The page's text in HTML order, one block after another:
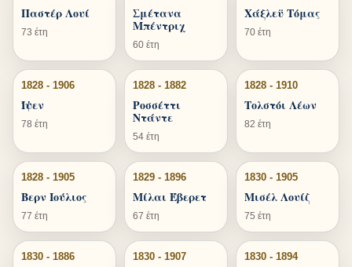
Παστέρ Λουί
73 έτη
Σμέτανα
Μπέντριχ
60 έτη
Χάξλεϋ Τόμας
70 έτη
1828 - 1906
Ίψεν
78 έτη
1828 - 1882
Ροσσέττι
Ντάντε
54 έτη
1828 - 1910
Τολστόι Λέων
82 έτη
1828 - 1905
Βερν Ιούλιος
77 έτη
1829 - 1896
Μίλαι Έβερετ
67 έτη
1830 - 1905
Μισέλ Λουίζ
75 έτη
1830 - 1886 1830 - 1907 1830 - 1894